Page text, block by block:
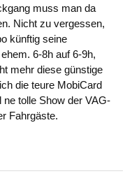
muss man da
Nicht zu vergessen,
künftig seine
6-8h auf 6-9h,
mehr diese günstige
die teure MobiCard
ne tolle Show der VAG-
Fahrgäste.